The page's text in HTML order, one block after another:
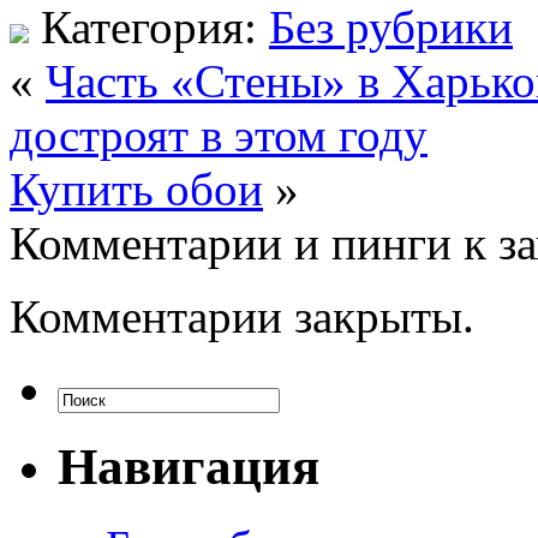
Категория: Без рубрики
« Часть «Стены» в
достроят в этом году
Купить обои »
Комментарии и пинги к
Комментарии закрыты.
Навигация